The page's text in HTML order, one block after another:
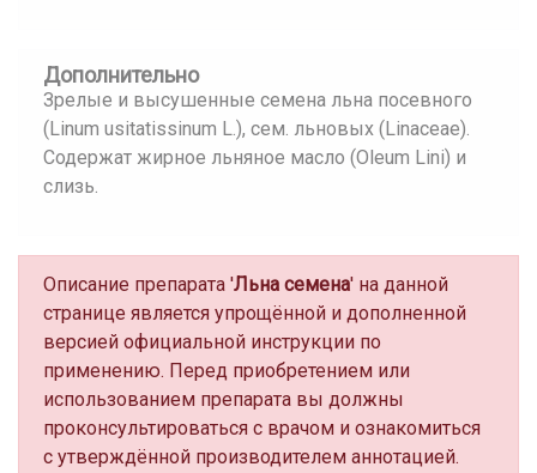
Дополнительно
Зрелые и высушенные семена льна посевного
(Linum usitatissinum L.), сем. льновых (Linaceae).
Содержат жирное льняное масло (Oleum Lini) и
слизь.
Описание препарата 'Льна семена' на данной
странице является упрощённой и дополненной
версией официальной инструкции по
применению. Перед приобретением или
использованием препарата вы должны
проконсультироваться с врачом и ознакомиться
с утверждённой производителем аннотацией.